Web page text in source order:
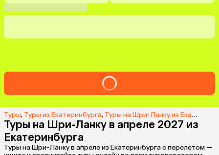
Туры, Туры из Екатеринбурга, Туры на Шри-Ланку из Екатеринбурга
Туры на Шри-Ланку в апреле 2027 из
Екатеринбурга
Туры на Шри-Ланку в апреле из Екатеринбурга с перелетом —